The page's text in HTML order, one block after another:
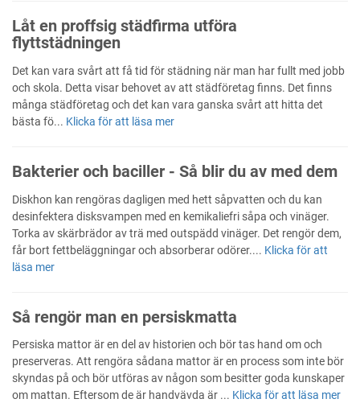
Låt en proffsig städfirma utföra
flyttstädningen
Det kan vara svårt att få tid för städning när man har fullt med jobb
och skola. Detta visar behovet av att städföretag finns. Det finns
många städföretag och det kan vara ganska svårt att hitta det
bästa fö... Klicka för att läsa mer
Bakterier och baciller - Så blir du av med dem
Diskhon kan rengöras dagligen med hett såpvatten och du kan
desinfektera disksvampen med en kemikaliefri såpa och vinäger.
Torka av skärbrädor av trä med outspädd vinäger. Det rengör dem,
får bort fettbeläggningar och absorberar odörer.... Klicka för att
läsa mer
Så rengör man en persiskmatta
Persiska mattor är en del av historien och bör tas hand om och
preserveras. Att rengöra sådana mattor är en process som inte bör
skyndas på och bör utföras av någon som besitter goda kunskaper
om mattan. Eftersom de är handvävda är ... Klicka för att läsa mer